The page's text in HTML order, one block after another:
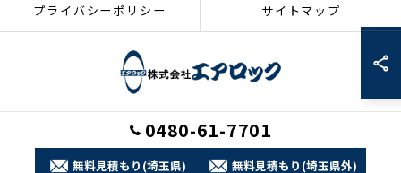
0480-61-7701
無料見積もり(埼玉県) 無料見積もり(埼玉県外)
プライバシーポリシー サイトマップ
© 2026 埼玉県加須市のリフォームなら株式会社エアロック ALL RIGHTS
RESERVED.